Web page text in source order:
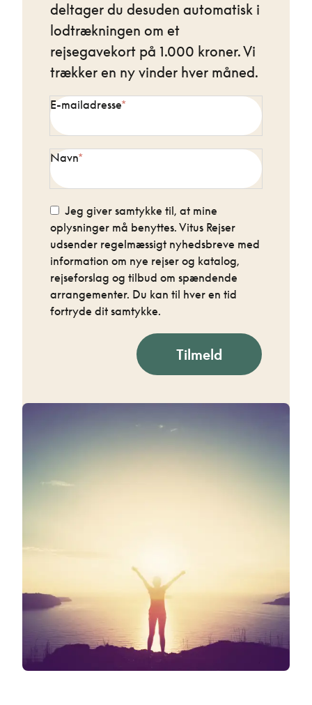
deltager du desuden automatisk i
lodtrækningen om et
rejsegavekort på 1.000 kroner. Vi
trækker en ny vinder hver måned.
E-mailadresse
Navn
Jeg giver samtykke til, at mine
oplysninger må benyttes. Vitus Rejser
udsender regelmæssigt nyhedsbreve med
information om nye rejser og katalog,
rejseforslag og tilbud om spændende
arrangementer. Du kan til hver en tid
fortryde dit samtykke.
Tilmeld